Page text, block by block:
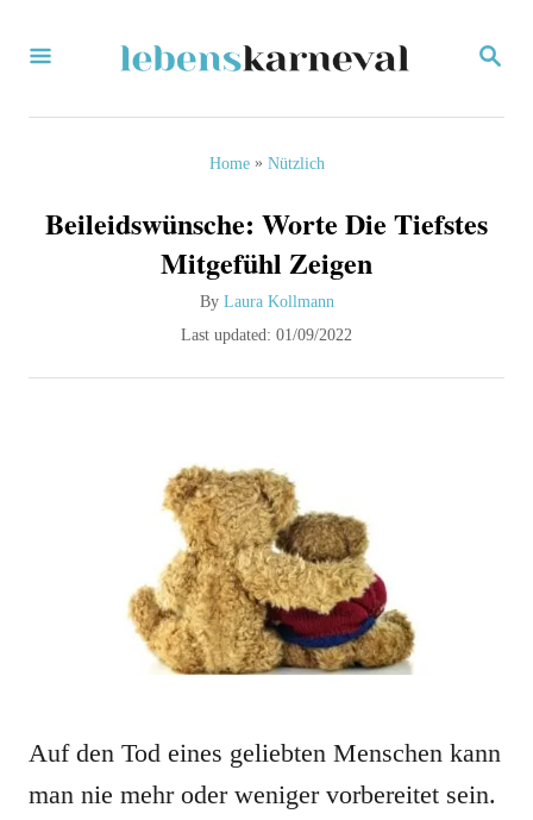
S
Home» Nützlich
Beileidswünsche: Worte Die Tiefstes
Mitgefühl Zeigen
By A
h
Laura Kollmann
P
d
o
n
Last updated: 01/09/2022
Auf den Tod eines geliebten Menschen kann
man nie mehr oder weniger vorbereitet sein.